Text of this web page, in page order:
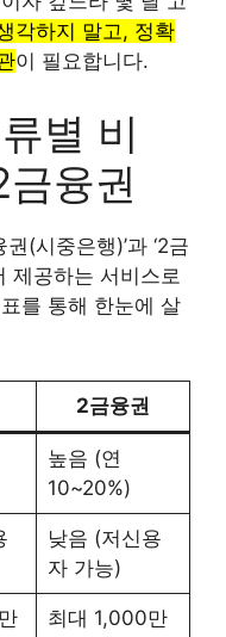
각하지 말고, 정확
이 필요합니다.
별 비
융권
(시중은행)’과 ‘2금
제공하는 서비스로
를 통해 한눈에 살
2금융권
높음 (연
10~20%)
낮음 (저신용
자 가능)
최대 1,000만